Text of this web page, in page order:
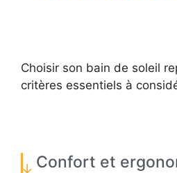
Choisir son bain de soleil
critères essentiels à
Confort et